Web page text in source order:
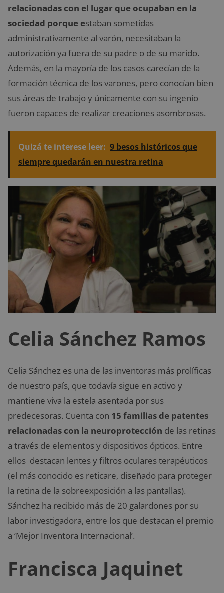
relacionadas con el lugar que ocupaban en la
sociedad porque estaban sometidas
administrativamente al varón, necesitaban la
autorización ya fuera de su padre o de su marido.
Además, en la mayoría de los casos carecían de la
formación técnica de los varones, pero conocían bien
sus áreas de trabajo y únicamente con su ingenio
fueron capaces de realizar creaciones asombrosas.
Quizá te interese leer: 9 besos históricos que
siempre quedarán en nuestra retina
Celia Sánchez Ramos
Celia Sánchez es una de las inventoras más prolíficas
de nuestro país, que todavía sigue en activo y
mantiene viva la estela asentada por sus
predecesoras. Cuenta con 15 familias de patentes
relacionadas con la neuroprotección de las retinas
a través de elementos y dispositivos ópticos. Entre
ellos destacan lentes y filtros oculares terapéuticos
(el más conocido es reticare, diseñado para proteger
la retina de la sobreexposición a las pantallas).
Sánchez ha recibido más de 20 galardones por su
labor investigadora, entre los que destacan el premio
a ‘Mejor Inventora Internacional’.
Francisca Jaquinet